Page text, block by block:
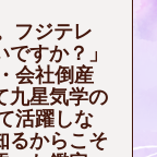
フジテレ
すか？」
会社倒産
九星気学の
活躍しな
るからこそ